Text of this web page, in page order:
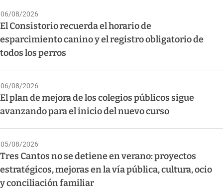
06/08/2026
El Consistorio recuerda el horario de
esparcimiento canino y el registro obligatorio de
todos los perros
06/08/2026
El plan de mejora de los colegios públicos sigue
avanzando para el inicio del nuevo curso
05/08/2026
Tres Cantos no se detiene en verano: proyectos
estratégicos, mejoras en la vía pública, cultura, ocio
y conciliación familiar